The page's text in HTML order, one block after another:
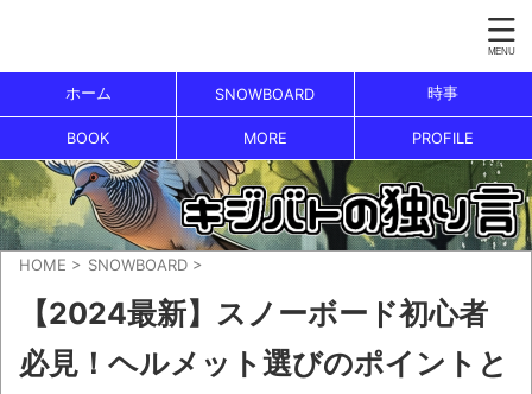
ホーム SNOWBOARD 時事
BOOK MORE PROFILE
HOME > SNOWBOARD >
【2024最新】スノーボード初心者
必見！ヘルメット選びのポイントと